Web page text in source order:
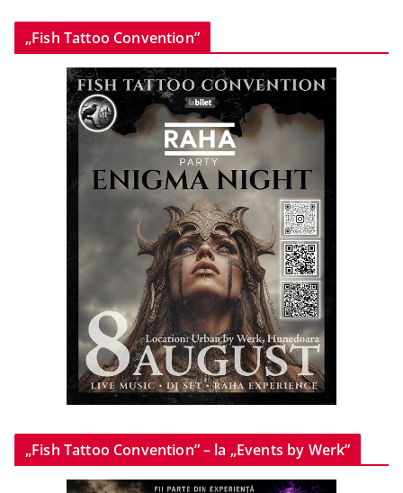
„Fish Tattoo Convention”
„Fish Tattoo Convention” – la „Events by Werk”